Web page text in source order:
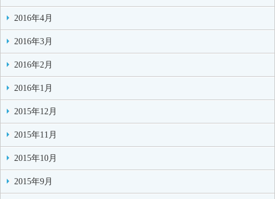
2016年4月
2016年3月
2016年2月
2016年1月
2015年12月
2015年11月
2015年10月
2015年9月